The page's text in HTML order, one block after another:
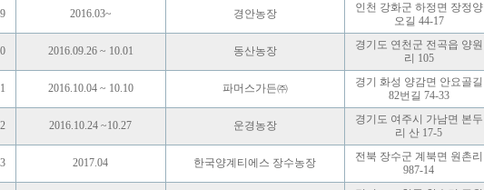
2016.03~ 경안농장
인천 강화군 하정면 장정양
오길 44-17
2016.09.26 ~ 10.01 동산농장
경기도 연천군 전곡읍 양원
리 105
2016.10.04 ~ 10.10 파머스가든㈜
경기 화성 양감면 안요골길
82번길 74-33
2016.10.24 ~10.27 운경농장
경기도 여주시 가남면 본두
리 산 17-5
2017.04 한국양계티에스 장수농장
전북 장수군 계북면 원촌리
987-14